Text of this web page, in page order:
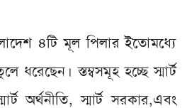
৪টি মূল পিলার ইতোমধ্যে
স্তম্বসমূহ হচ্ছে স্মার্ট
অর্থনীতি, স্মার্ট সরকার,এবং